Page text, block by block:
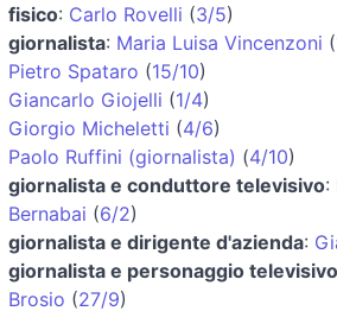
fisico: Carlo Rovelli (3/5)
giornalista: Maria Luisa Vincenzoni (
Pietro Spataro (15/10)
Giancarlo Giojelli (1/4)
Giorgio Micheletti (4/6)
Paolo Ruffini (giornalista) (4/10)
giornalista e conduttore televisivo:
Bernabai (6/2)
giornalista e dirigente d'azienda:
giornalista e personaggio televisivo
Brosio (27/9)